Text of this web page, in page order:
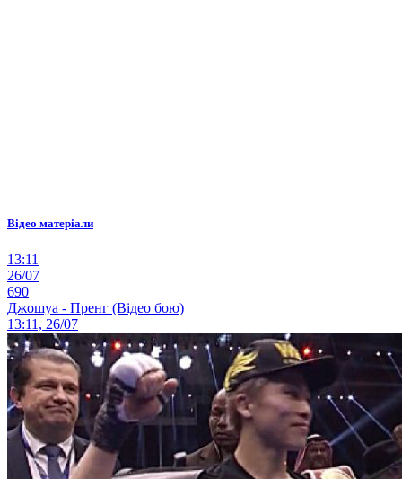
Відео матеріали
13:11
26/07
690
Джошуа - Пренг (Відео бою)
13:11, 26/07